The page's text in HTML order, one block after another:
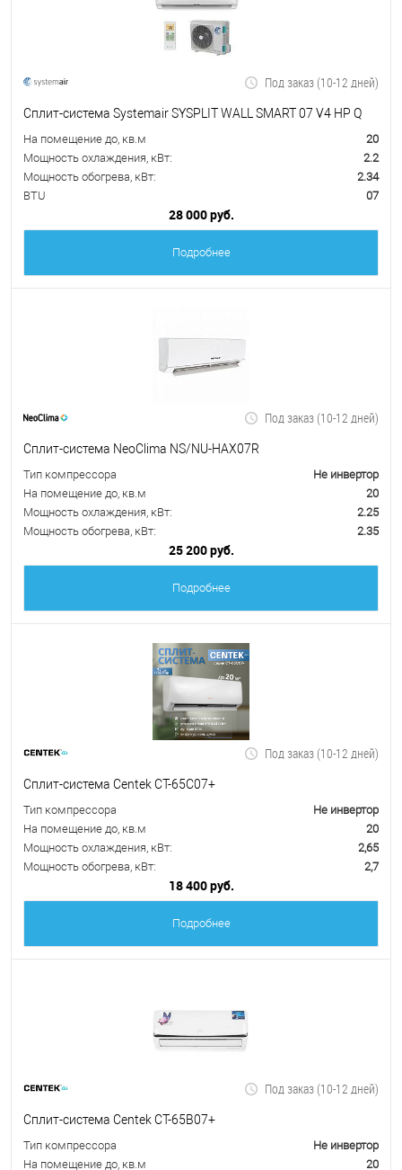
Под заказ (10-12 дней)
Сплит-система Systemair SYSPLIT WALL SMART 07 V4 HP Q
На помещение до, кв.м
20
Мощность охлаждения, кВт:
2.2
Мощность обогрева, кВт:
2.34
BTU
07
28 000 руб.
Подробнее
Под заказ (10-12 дней)
Сплит-система NeoClima NS/NU-HAX07R
Тип компрессора
Не инвертор
На помещение до, кв.м
20
Мощность охлаждения, кВт:
2.25
Мощность обогрева, кВт:
2.35
25 200 руб.
Подробнее
Под заказ (10-12 дней)
Сплит-система Centek CT-65C07+
Тип компрессора
Не инвертор
На помещение до, кв.м
20
Мощность охлаждения, кВт:
2,65
Мощность обогрева, кВт:
2,7
18 400 руб.
Подробнее
Под заказ (10-12 дней)
Сплит-система Centek CT-65B07+
Тип компрессора
Не инвертор
На помещение до, кв.м
20